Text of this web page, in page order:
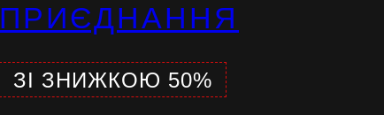
ПРИЄДНАННЯ
ЗІ ЗНИЖКОЮ 50%